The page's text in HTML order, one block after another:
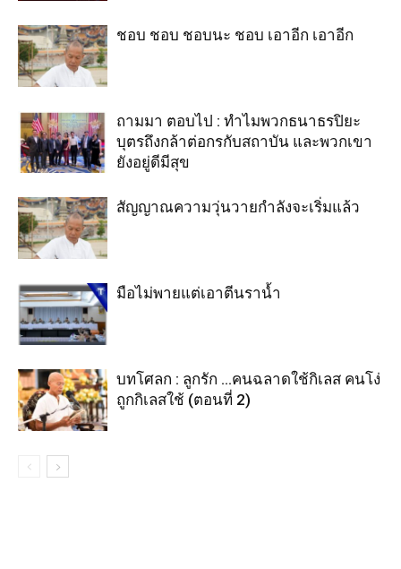
ชอบ ชอบ ชอบนะ ชอบ เอาอีก เอาอีก
ถามมา ตอบไป : ทำไมพวกธนาธรปิยะ
บุตรถึงกล้าต่อกรกับสถาบัน และพวกเขา
ยังอยู่ดีมีสุข
สัญญาณความวุ่นวายกำลังจะเริ่มแล้ว
มือไม่พายแต่เอาตีนราน้ำ
บทโศลก : ลูกรัก …คนฉลาดใช้กิเลส คนโง่
ถูกกิเลสใช้ (ตอนที่ 2)